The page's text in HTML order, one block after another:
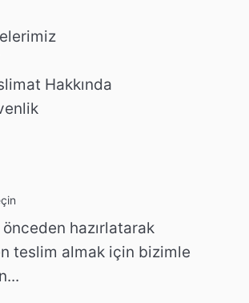
Hakkında
hazırlatarak
teslim almak için bizimle